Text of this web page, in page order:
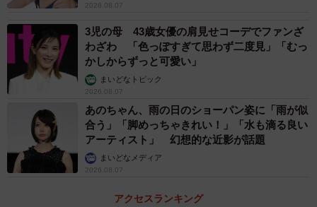
2026.08.07
3児の母 43歳女優の肩見せコーデでファンざ
わざわ 「色っぽすぎて思わず二度見」「むっ
かしからずっと可愛い」
まいどなトピック
2026.08.07
あのちゃん、雨の日のショーパン姿に「雨が似
合う」「脚めっちゃきれい！」「水も滴る良い
アーティスト」 幻想的な近影が話題
まいどなメディア
2026.08.07
アクセスランキング